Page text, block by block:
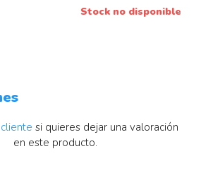
Stock no disponible
si quieres dejar una valoración
en este producto.